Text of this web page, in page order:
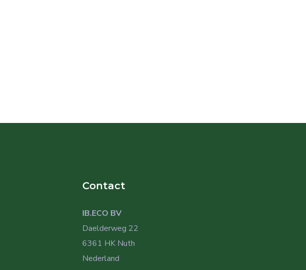
Contact
IB.ECO BV
Daelderweg 22
6361 HK Nuth
Nederland